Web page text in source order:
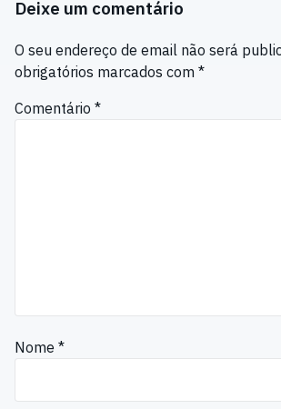
Deixe um comentário
O seu endereço de email não será
obrigatórios marcados com *
Comentário *
Nome *